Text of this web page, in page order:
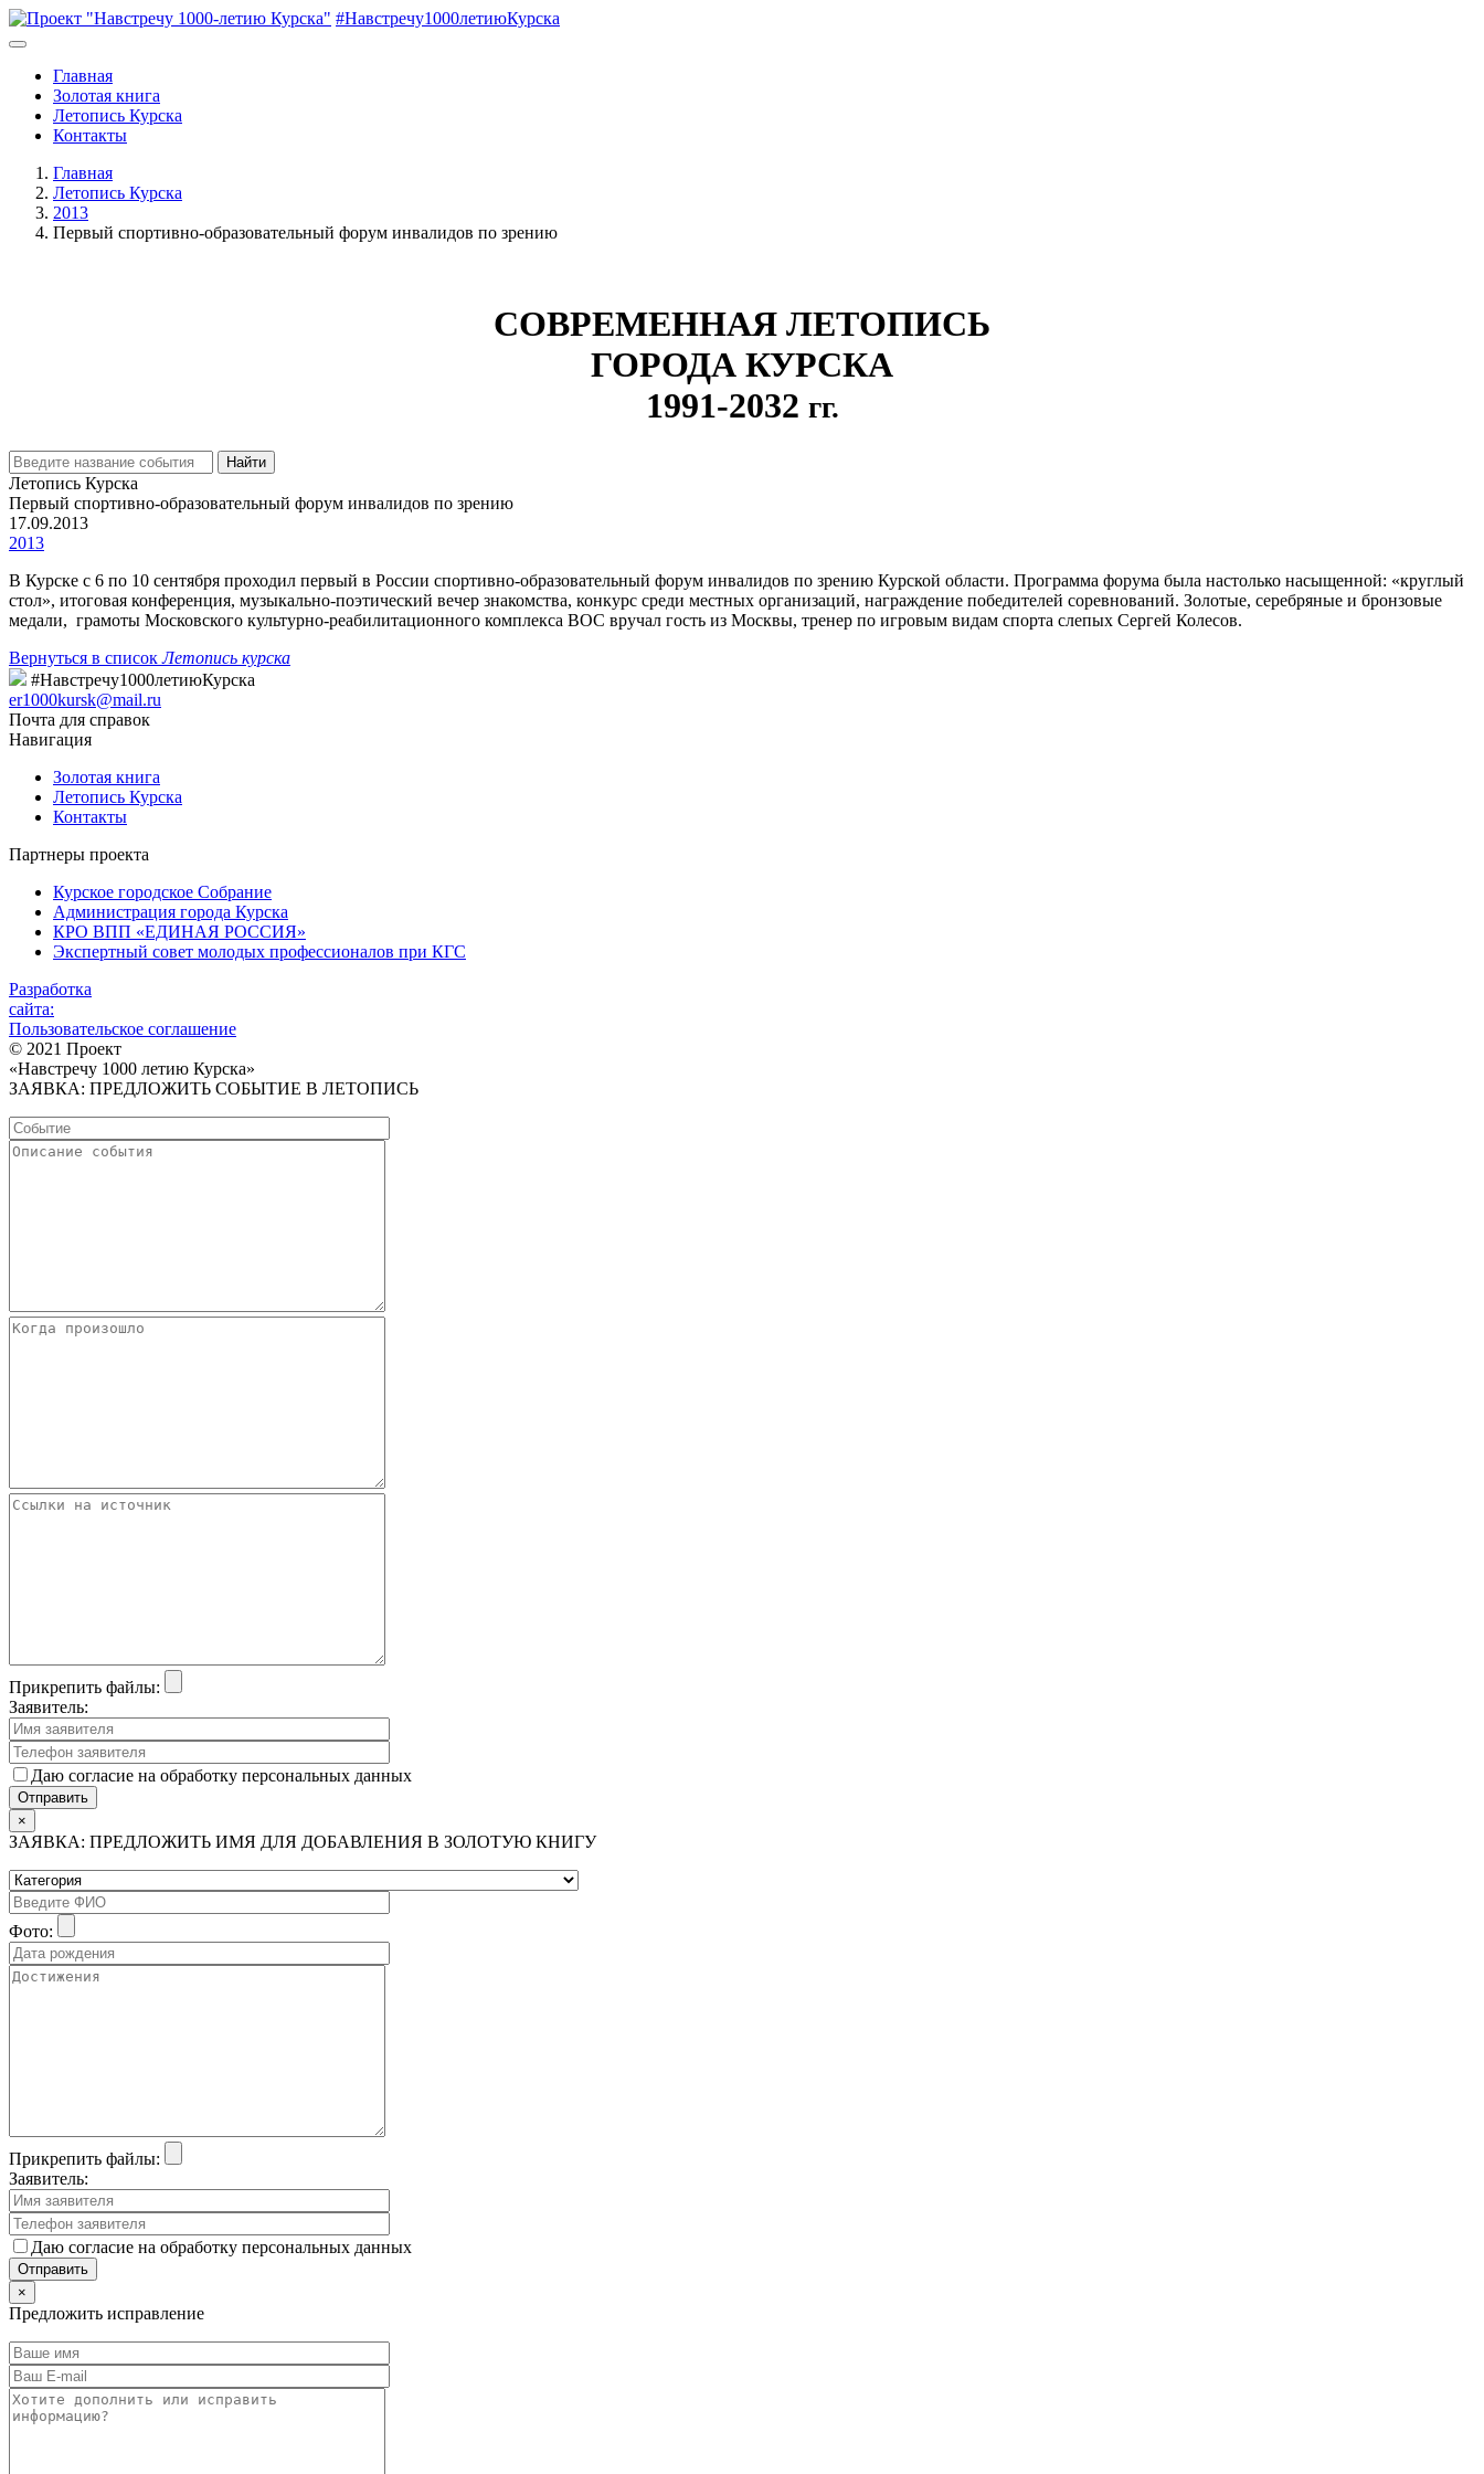
#Навстречу1000летиюКурска
Главная
Золотая книга
Летопись Курска
Контакты
Главная
Летопись Курска
2013
Первый спортивно-образовательный форум инвалидов по зрению
СОВРЕМЕННАЯ ЛЕТОПИСЬ
ГОРОДА КУРСКА
1991-2032 гг.
Найти
Летопись Курска
Первый спортивно-образовательный форум инвалидов по зрению
17.09.2013
2013
В Курске с 6 по 10 сентября проходил первый в России спортивно-образовательный форум инвалидов по зрению Курской области. Программа форума была настолько насыщенной: «круглый
стол», итоговая конференция, музыкально-поэтический вечер знакомства, конкурс среди местных организаций, награждение победителей соревнований. Золотые, серебряные и бронзовые
медали, грамоты Московского культурно-реабилитационного комплекса ВОС вручал гость из Москвы, тренер по игровым видам спорта слепых Сергей Колесов.
Вернуться в списокЛетопись курска
#Навстречу1000летиюКурска
er1000kursk@mail.ru
Почта для справок
Навигация
Золотая книга
Летопись Курска
Контакты
Партнеры проекта
Курское городское Собрание
Администрация города Курска
КРО ВПП «ЕДИНАЯ РОССИЯ»
Экспертный совет молодых профессионалов при КГС
Разработка
сайта:
Пользовательское соглашение
© 2021 Проект
«Навстречу 1000 летию Курска»
ЗАЯВКА: ПРЕДЛОЖИТЬ СОБЫТИЕ В ЛЕТОПИСЬ
Прикрепить файлы:
Заявитель:
Даю согласие на обработку персональных данных
×
ЗАЯВКА: ПРЕДЛОЖИТЬ ИМЯ ДЛЯ ДОБАВЛЕНИЯ В ЗОЛОТУЮ КНИГУ
Фото:
Прикрепить файлы:
Заявитель:
Даю согласие на обработку персональных данных
×
Предложить исправление